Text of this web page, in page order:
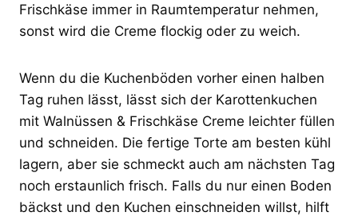
Frischkäse immer in Raumtemperatur nehmen,
sonst wird die Creme flockig oder zu weich.
Wenn du die Kuchenböden vorher einen halben
Tag ruhen lässt, lässt sich der Karottenkuchen
mit Walnüssen & Frischkäse Creme leichter füllen
und schneiden. Die fertige Torte am besten kühl
lagern, aber sie schmeckt auch am nächsten Tag
noch erstaunlich frisch. Falls du nur einen Boden
bäckst und den Kuchen einschneiden willst, hilft